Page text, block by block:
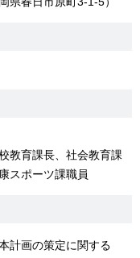
教育課長、社会教育課
スポーツ課職員
計画の策定に関する